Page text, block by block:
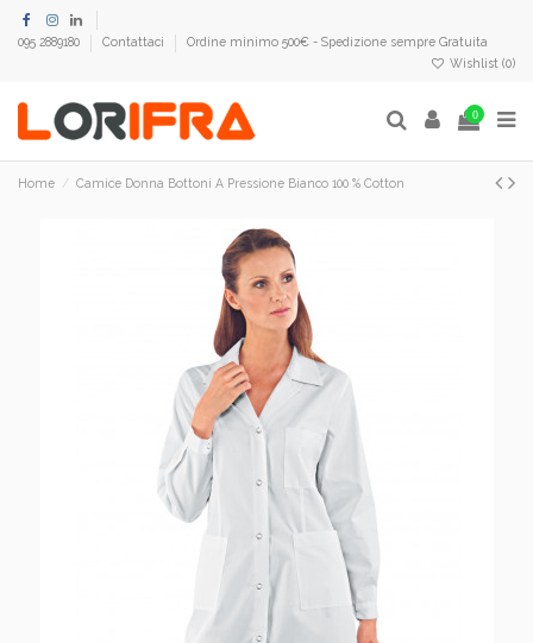
095 2889180 Contattaci
Ordine minimo 500€ - Spedizione sempre Gratuita
Wishlist (0)
0
Home Camice Donna Bottoni A Pressione Bianco 100 % Cotton